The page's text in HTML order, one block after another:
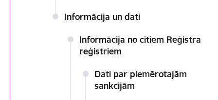
Informācija un dati
Informācija no citiem Reģistra
reģistriem
Dati par piemērotajām
sankcijām